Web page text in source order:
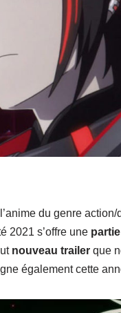
du genre
2021 s’offre une
nouveau trailer que
également cette